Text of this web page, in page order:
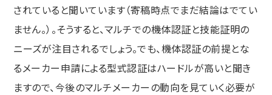
されていると聞いています（寄稿時点でまだ結論はでてい
ません。）。そうすると、マルチでの機体認証と技能証明の
ニーズが注目されるでしょう。でも、機体認証の前提とな
るメーカー申請による型式認証はハードルが高いと聞き
ますので、今後のマルチメーカーの動向を見ていく必要が